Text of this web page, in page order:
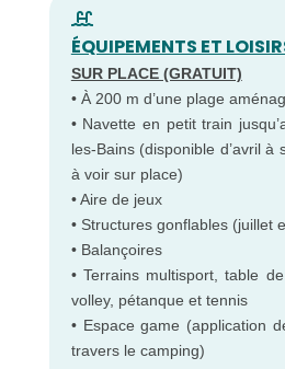
ÉQUIPEMENTS ET
SUR PLACE (GRATUIT)
• À 200 m d’une plage
• Navette en petit train
les-Bains (disponible d’avril à
à voir sur place)
• Aire de jeux
• Structures gonflables (juillet
• Balançoires
• Terrains multisport, table
volley, pétanque et tennis
• Espace game (application
travers le camping)